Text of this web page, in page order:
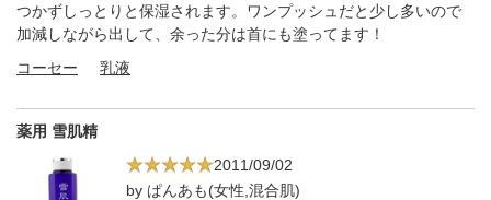
つかずしっとりと保湿されます。ワンプッシュだと少し多いので
加減しながら出して、余った分は首にも塗ってます！
コーセー
乳液
薬用 雪肌精
2011/09/02
by ぱんあも(女性,混合肌)